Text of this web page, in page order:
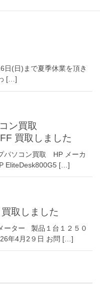
日(日)まで夏季休業を頂き
[…]
買取しました
パソコン買取 HP メーカ
EliteDesk800G5 […]
買取しました
ター 製品１台１２５０
年4月2９日 お問 […]